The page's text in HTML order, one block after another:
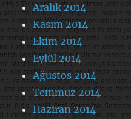
Aralık 2014
Kasım 2014
Ekim 2014
Eylül 2014
Ağustos 2014
Temmuz 2014
Haziran 2014